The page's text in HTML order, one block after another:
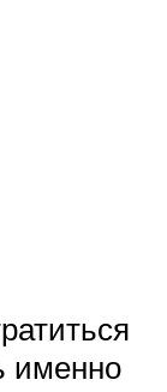
именно